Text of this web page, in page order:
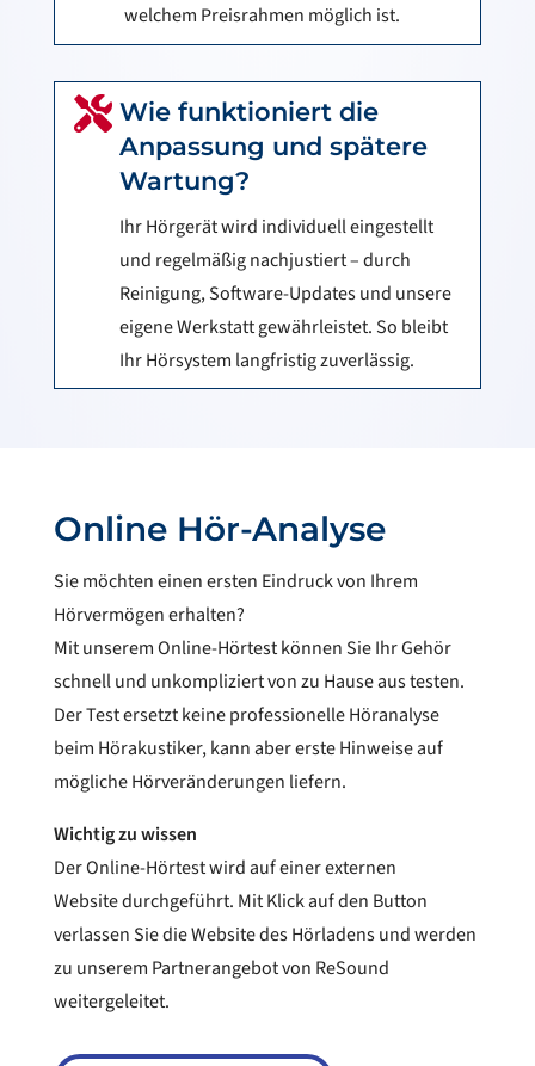
welchem Preisrahmen möglich ist.
 Wie funktioniert die
Anpassung und spätere
Wartung?
Ihr Hörgerät wird individuell eingestellt
und regelmäßig nachjustiert – durch
Reinigung, Software-Updates und unsere
eigene Werkstatt gewährleistet. So bleibt
Ihr Hörsystem langfristig zuverlässig.
Online Hör-Analyse
Sie möchten einen ersten Eindruck von Ihrem
Hörvermögen erhalten?
Mit unserem Online-Hörtest können Sie Ihr Gehör
schnell und unkompliziert von zu Hause aus testen.
Der Test ersetzt keine professionelle Höranalyse
beim Hörakustiker, kann aber erste Hinweise auf
mögliche Hörveränderungen liefern.
Wichtig zu wissen
Der Online-Hörtest wird auf einer externen
Website durchgeführt. Mit Klick auf den Button
verlassen Sie die Website des Hörladens und werden
zu unserem Partnerangebot von ReSound
weitergeleitet.